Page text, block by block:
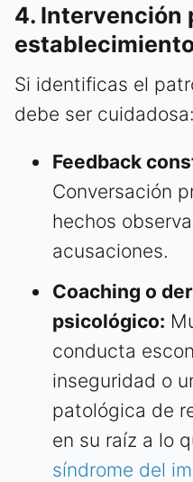
4. Intervención
Si identificas el
debe ser cuidadosa:
Feedback
Conversación
hechos
acusaciones.
Coaching o
psicológico:
conducta
inseguridad o
patológica de
en su raíz a lo
síndrome del